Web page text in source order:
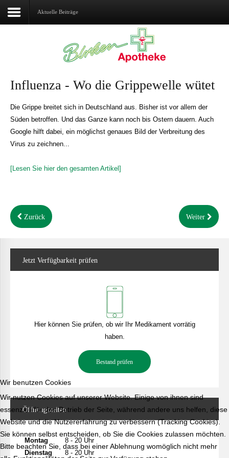
Geschäftsfelder
Aktuelle Beiträge
Influenza - Wo die Grippewelle wütet
Die Grippe breitet sich in Deutschland aus. Bisher ist vor allem der
Süden betroffen. Und das Ganze kann noch bis Ostern dauern. Auch
Google hilft dabei, ein möglichst genaues Bild der Verbreitung des
Virus zu zeichnen...
[Lesen Sie hier den gesamten Artikel]
Zurück Weiter
Jetzt Verfügbarkeit prüfen
Hier können Sie prüfen, ob wir Ihr Medikament vorrätig
haben.
Bestand prüfen
Öffnungszeiten
Montag
8 - 20 Uhr
Dienstag
8 - 20 Uhr
Wir benutzen Cookies
Wir nutzen Cookies auf unserer Website. Einige von ihnen sind
essenziell für den Betrieb der Seite, während andere uns helfen, diese
Website und die Nutzererfahrung zu verbessern (Tracking Cookies).
Sie können selbst entscheiden, ob Sie die Cookies zulassen möchten.
Bitte beachten Sie, dass bei einer Ablehnung womöglich nicht mehr